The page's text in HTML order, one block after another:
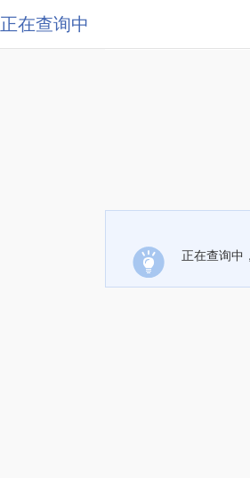
正在查询中
正在查询中